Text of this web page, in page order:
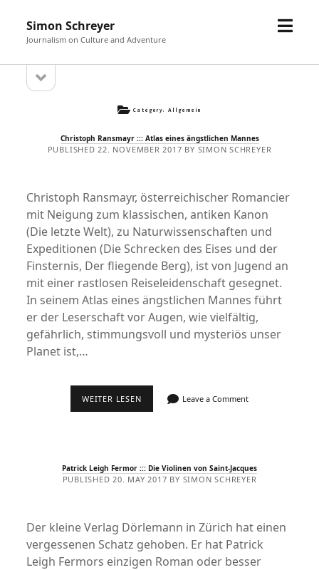
Simon Schreyer
Journalism on Culture and Adventure
open
Sidebar
sidebar
Category: Allgemein
Christoph Ransmayr ::: Atlas eines ängstlichen Mannes
PUBLISHED 22. NOVEMBER 2017 BY SIMON SCHREYER
Christoph Ransmayr, österreichischer Romancier
mit Neigung zum klassischen, antiken Kanon
(Die letzte Welt), zu Naturwissenschaften und
Expeditionen (Die Schrecken des Eises und der
Finsternis, Der fliegende Berg), ist von Jugend an
mit einer rastlosen Reiseleidenschaft gesegnet.
In seinem Atlas eines ängstlichen Mannes führt
er der Leserschaft vor Augen, wie vielfältig,
gefährlich, stimmungsvoll und mysteriös unser
Planet ist,…
WEITER LESENCHRISTOPHLeave a Comment
Patrick Leigh Fermor ::: Die Violinen von Saint-Jacques
PUBLISHED 20. MAY 2017 BY SIMON SCHREYER
Der kleine Verlag Dörlemann in Zürich hat einen
vergessenen Schatz gehoben. Er hat Patrick
Leigh Fermors einzigen Roman oder besser